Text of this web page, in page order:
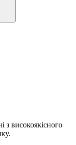
з високоякісного